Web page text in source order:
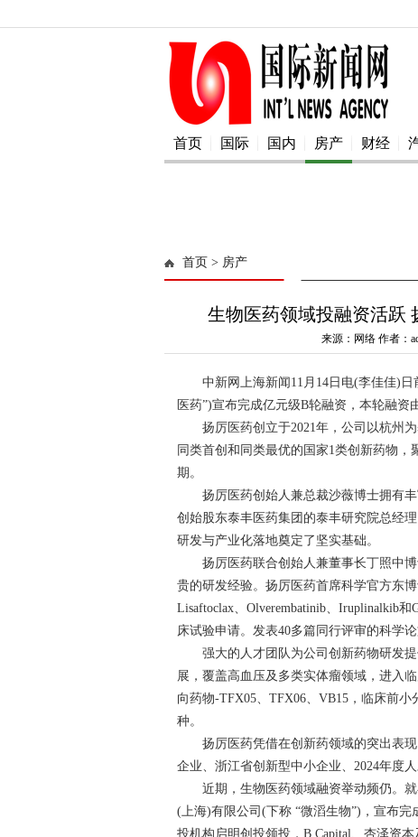
首页 国际 国内 房产 财经
首页 > 房产
生物医药领域投融资活跃
来源：网络 作者：
中新网上海新闻11月14日电(李佳佳)日
医药”)宣布完成亿元级B轮融资，本轮融资
扬厉医药创立于2021年，公司以杭州为
同类首创和同类最优的国家1类创新药物
期。
扬厉医药创始人兼总裁沙薇博士拥有丰
创始股东泰丰医药集团的泰丰研究院总经
研发与产业化落地奠定了坚实基础。
扬厉医药联合创始人兼董事长丁照中博
贵的研发经验。扬厉医药首席科学官方东
Lisaftoclax、Olverembatinib、Iruplinalkib
床试验申请。发表40多篇同行评审的科学论
强大的人才团队为公司创新药物研发提
展，覆盖高血压及多类实体瘤领域，进入
向药物-TFX05、TFX06、VB15，临床前
种。
扬厉医药凭借在创新药领域的突出表现
企业、浙江省创新型中小企业、2024年度
近期，生物医药领域融资举动频仍。就
(上海)有限公司(下称 “微滔生物”)，宣布
投机构启明创投领投，B Capital、杏泽资